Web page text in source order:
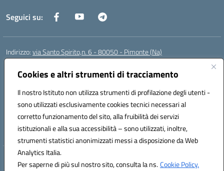
Cookies e altri strumenti di tracciamento
Il nostro Istituto non utilizza strumenti di profilazione degli utenti -
sono utilizzati esclusivamente cookies tecnici necessari al
corretto funzionamento del sito, alla fruibilità dei servizi
istituzionali e alla sua accessibilità – sono utilizzati, inoltre,
strumenti statistici anonimizzati messi a disposizione da Web
Analytics Italia.
Per saperne di più sul nostro sito, consulta la ns.Cookie Policy.
Seguici su:
Indirizzo:via Santo Spirito,n. 6 - 80050 - Pimonte (Na)
Centralino:
Posta elettronica certificata (PEC):naic86400x@pec.istruzione.it
Codice fiscale: 82008870634
Codice meccanografico:NAIC86400X
Codice Indice delle Pubbliche Amministrazioni (IPA): ISTSC_NAIC86400X
Codice unico di fatturazione (CUF): UF5NKX
Hosting & Powered by 3D Solution S.r.l.